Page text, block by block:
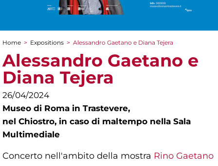
You are here
Home > Expositions > Alessandro Gaetano e Diana Tejera
Alessandro Gaetano e
Diana Tejera
26/04/2024
Museo di Roma in Trastevere,
nel Chiostro, in caso di maltempo nella Sala
Multimediale
Concerto nell'ambito della mostra Rino Gaetano